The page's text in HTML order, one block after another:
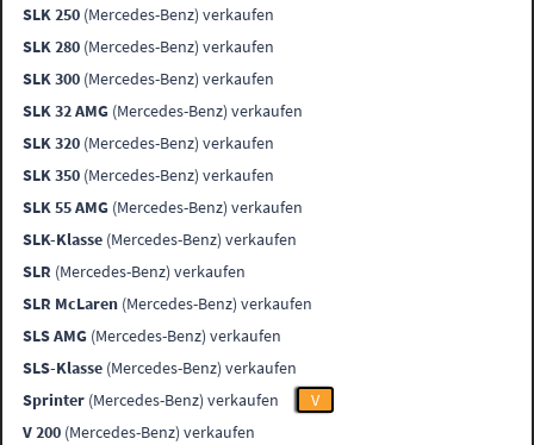
SLK 250 (Mercedes-Benz) verkaufen
SLK 280 (Mercedes-Benz) verkaufen
SLK 300 (Mercedes-Benz) verkaufen
SLK 32 AMG (Mercedes-Benz) verkaufen
SLK 320 (Mercedes-Benz) verkaufen
SLK 350 (Mercedes-Benz) verkaufen
SLK 55 AMG (Mercedes-Benz) verkaufen
SLK-Klasse (Mercedes-Benz) verkaufen
SLR (Mercedes-Benz) verkaufen
SLR McLaren (Mercedes-Benz) verkaufen
SLS AMG (Mercedes-Benz) verkaufen
SLS-Klasse (Mercedes-Benz) verkaufen
Sprinter (Mercedes-Benz) verkaufen
V
V 200 (Mercedes-Benz) verkaufen